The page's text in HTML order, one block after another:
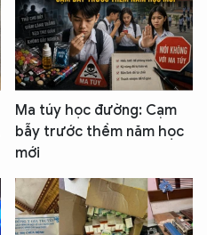
Ma túy học đường: Cạm
bẫy trước thềm năm học
mới